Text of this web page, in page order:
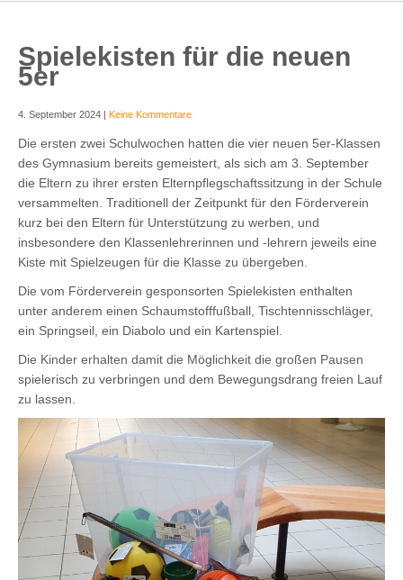
Spielekisten für die neuen
5er
4. September 2024 | Keine Kommentare
Die ersten zwei Schulwochen hatten die vier neuen 5er-Klassen
des Gymnasium bereits gemeistert, als sich am 3. September
die Eltern zu ihrer ersten Elternpflegschaftssitzung in der Schule
versammelten. Traditionell der Zeitpunkt für den Förderverein
kurz bei den Eltern für Unterstützung zu werben, und
insbesondere den Klassenlehrerinnen und -lehrern jeweils eine
Kiste mit Spielzeugen für die Klasse zu übergeben.
Die vom Förderverein gesponsorten Spielekisten enthalten
unter anderem einen Schaumstofffußball, Tischtennisschläger,
ein Springseil, ein Diabolo und ein Kartenspiel.
Die Kinder erhalten damit die Möglichkeit die großen Pausen
spielerisch zu verbringen und dem Bewegungsdrang freien Lauf
zu lassen.